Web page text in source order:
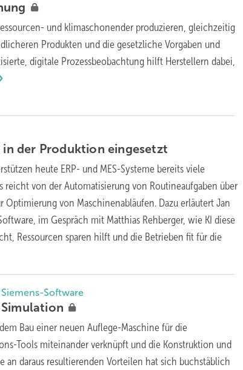
und klimaschonender produzieren, gleichzeitig
Produkten und die gesetzliche Vorgaben und
digitale Prozessbeobachtung hilft Herstellern dabei,
in der Produktioneingesetzt
heute ERP- und MES-Systeme bereits viele
von der Automatisierung von Routineaufgaben über
Optimierung von Maschinenabläufen. Dazu erläutert Jan
im Gespräch mit Matthias Rehberger, wie KI diese
Ressourcen sparen hilft und die Betrieben fit für die
Software
Simulation
Bau einer neuen Auflege-Maschine für die
Tools miteinander verknüpft und die Konstruktion und
an daraus resultierenden Vorteilen hat sich buchstäblich